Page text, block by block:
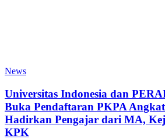
News
Universitas Indonesia dan
Buka Pendaftaran PKPA
Hadirkan Pengajar dari MA,
KPK